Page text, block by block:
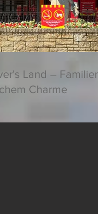
Land –
Charme